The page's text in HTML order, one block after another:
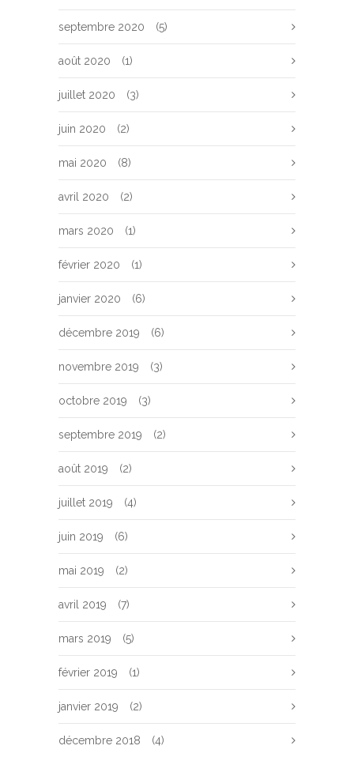
septembre 2020 (5)
août 2020 (1)
juillet 2020 (3)
juin 2020 (2)
mai 2020 (8)
avril 2020 (2)
mars 2020 (1)
février 2020 (1)
janvier 2020 (6)
décembre 2019 (6)
novembre 2019 (3)
octobre 2019 (3)
septembre 2019 (2)
août 2019 (2)
juillet 2019 (4)
juin 2019 (6)
mai 2019 (2)
avril 2019 (7)
mars 2019 (5)
février 2019 (1)
janvier 2019 (2)
décembre 2018 (4)